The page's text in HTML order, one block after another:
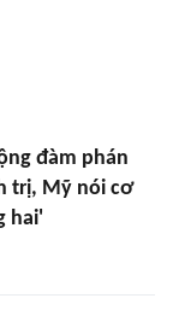
đàm phán
trị, Mỹ nói cơ
hai'